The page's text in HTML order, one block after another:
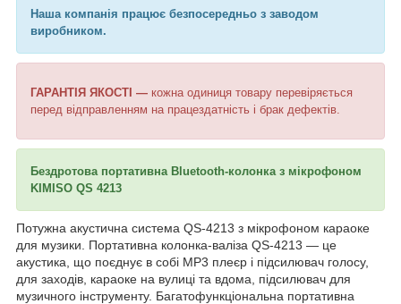
Наша компанія працює безпосередньо з заводом
виробником.
ГАРАНТІЯ ЯКОСТІ — кожна одиниця товару перевіряється
перед відправленням на працездатність і брак дефектів.
Бездротова портативна Bluetooth-колонка з мікрофоном
KIMISO QS 4213
Потужна акустична система QS-4213 з мікрофоном караоке
для музики. Портативна колонка-валіза QS-4213 — це
акустика, що поєднує в собі MP3 плеєр і підсилювач голосу,
для заходів, караоке на вулиці та вдома, підсилювач для
музичного інструменту. Багатофункціональна портативна